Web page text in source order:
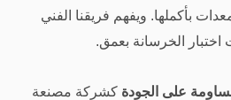
بأكملها. ويفهم فريقنا الفني
اختبار الخرسانة بعمق.
على الجودة كشركة مصنعة